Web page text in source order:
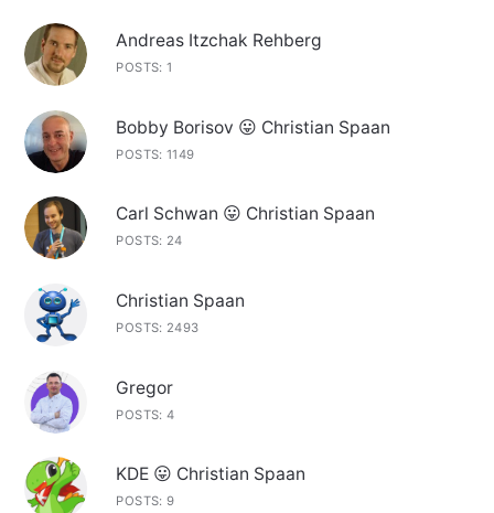
Andreas Itzchak Rehberg
POSTS: 1
Bobby Borisov 😛 Christian Spaan
POSTS: 1149
Carl Schwan 😛 Christian Spaan
POSTS: 24
Christian Spaan
POSTS: 2493
Gregor
POSTS: 4
KDE 😛 Christian Spaan
POSTS: 9